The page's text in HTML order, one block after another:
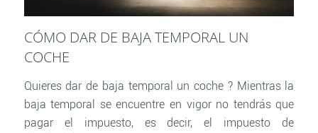
CÓMO DAR DE BAJA TEMPORAL UN
COCHE
Quieres dar de baja temporal un coche ? Mientras la
baja temporal se encuentre en vigor no tendrás que
pagar el impuesto, es decir, el impuesto de